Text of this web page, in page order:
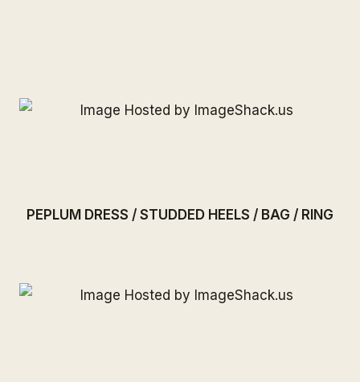
PEPLUM DRESS / STUDDED HEELS / BAG / RING